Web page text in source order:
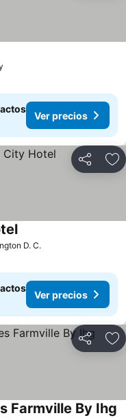
Ver precios
Compartir
D. C.
Ver precios
Compartir
Farmville By Ihg